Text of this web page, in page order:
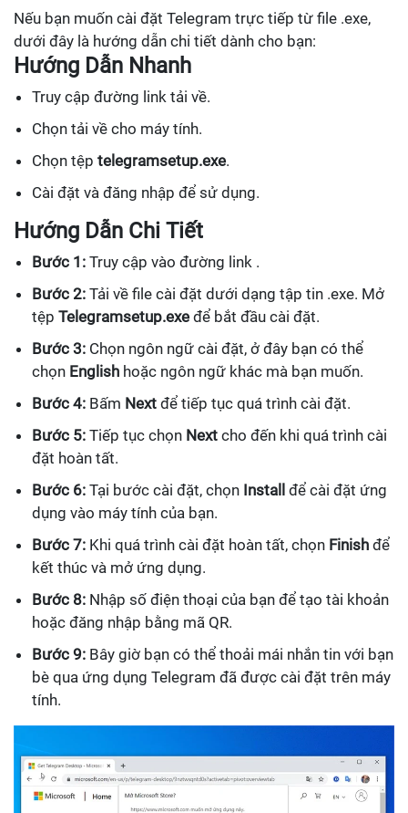
Nếu bạn muốn cài đặt Telegram trực tiếp từ file .exe,
dưới đây là hướng dẫn chi tiết dành cho bạn:
Hướng Dẫn Nhanh
Truy cập đường link tải về.
Chọn tải về cho máy tính.
Chọn tệp telegramsetup.exe.
Cài đặt và đăng nhập để sử dụng.
Hướng Dẫn Chi Tiết
Bước 1: Truy cập vào đường link .
Bước 2: Tải về file cài đặt dưới dạng tập tin .exe. Mở
tệp Telegramsetup.exe để bắt đầu cài đặt.
Bước 3: Chọn ngôn ngữ cài đặt, ở đây bạn có thể
chọn English hoặc ngôn ngữ khác mà bạn muốn.
Bước 4: Bấm Next để tiếp tục quá trình cài đặt.
Bước 5: Tiếp tục chọn Next cho đến khi quá trình cài
đặt hoàn tất.
Bước 6: Tại bước cài đặt, chọn Install để cài đặt ứng
dụng vào máy tính của bạn.
Bước 7: Khi quá trình cài đặt hoàn tất, chọn Finish để
kết thúc và mở ứng dụng.
Bước 8: Nhập số điện thoại của bạn để tạo tài khoản
hoặc đăng nhập bằng mã QR.
Bước 9: Bây giờ bạn có thể thoải mái nhắn tin với bạn
bè qua ứng dụng Telegram đã được cài đặt trên máy
tính.